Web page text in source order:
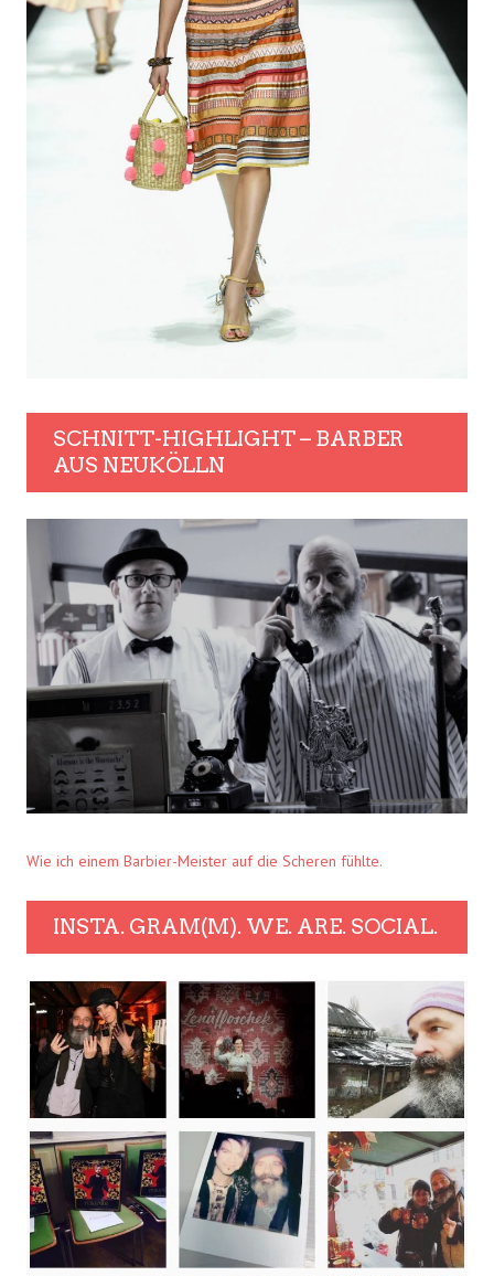
SCHNITT-HIGHLIGHT – BARBER
AUS NEUKÖLLN
Wie ich einem Barbier-Meister auf die Scheren fühlte.
INSTA. GRAM(M). WE. ARE. SOCIAL.